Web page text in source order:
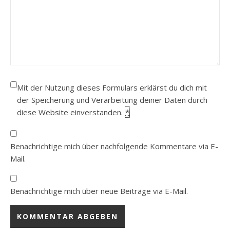
Mit der Nutzung dieses Formulars erklärst du dich mit
der Speicherung und Verarbeitung deiner Daten durch
diese Website einverstanden. *
Benachrichtige mich über nachfolgende Kommentare via E-
Mail.
Benachrichtige mich über neue Beiträge via E-Mail.